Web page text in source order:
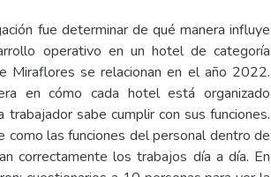
fue determinar de qué manera influye
operativo en un hotel de categoría
Miraflores se relacionan en el año 2022.
en cómo cada hotel está organizado
sabe cumplir con sus funciones.
las funciones del personal dentro de
correctamente los trabajos día a día. En